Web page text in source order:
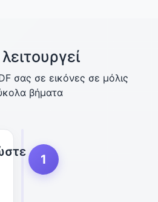
σας σε εικόνες σε μόλις
βήματα
1